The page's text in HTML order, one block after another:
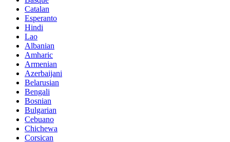
Catalan
Esperanto
Hindi
Lao
Albanian
Amharic
Armenian
Azerbaijani
Belarusian
Bengali
Bosnian
Bulgarian
Cebuano
Chichewa
Corsican